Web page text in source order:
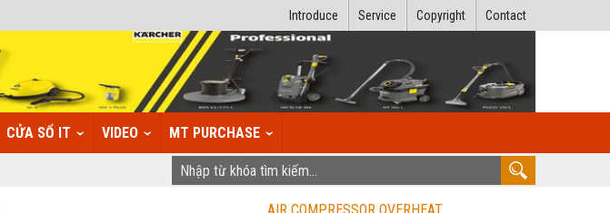
Contact
Copyright
Service
Introduce
CỬA SỔ IT VIDEO MT PURCHASE